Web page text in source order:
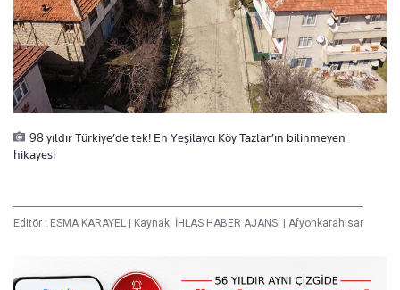
98 yıldır Türkiye’de tek! En Yeşilaycı Köy Tazlar’ın bilinmeyen
hikayesi
Editör : ESMA KARAYEL Kaynak: İHLAS HABER AJANSI Afyonkarahisar